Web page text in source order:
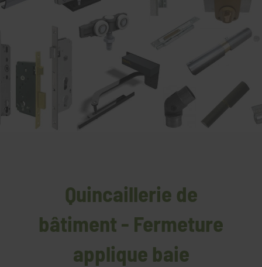
Quincaillerie de
bâtiment - Fermeture
applique baie